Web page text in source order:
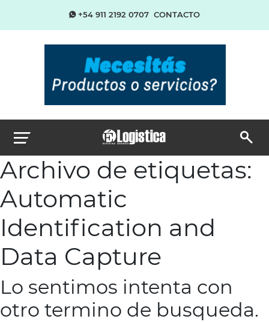
+54 911 2192 0707 CONTACTO
Archivo de etiquetas:
Automatic
Identification and
Data Capture
Lo sentimos intenta con
otro termino de busqueda.